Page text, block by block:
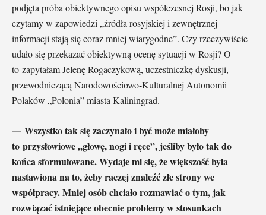
podjęta próba obiektywnego opisu współczesnej Rosji, bo jak
czytamy w zapowiedzi „źródła rosyjskiej i zewnętrznej
informacji stają się coraz mniej wiarygodne”. Czy rzeczywiście
udało się przekazać obiektywną ocenę sytuacji w Rosji? O
to zapytałam Jelenę Rogaczykową, uczestniczkę dyskusji,
przewodniczącą Narodowościowo-Kulturalnej Autonomii
Polaków „Polonia” miasta Kaliningrad.
— Wszystko tak się zaczynało i być może miałoby
to przysłowiowe „głowę, nogi i ręce”, jeśliby było tak do
końca sformułowane. Wydaje mi się, że większość była
nastawiona na to, żeby raczej znaleźć złe strony we
współpracy. Mniej osób chciało rozmawiać o tym, jak
rozwiązać istniejące obecnie problemy w stosunkach